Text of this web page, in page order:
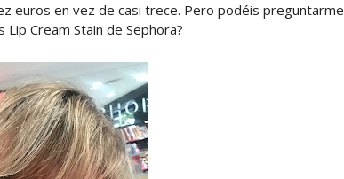
euros en vez de casi trece. Pero podéis preguntarme
Cream Stain de Sephora?